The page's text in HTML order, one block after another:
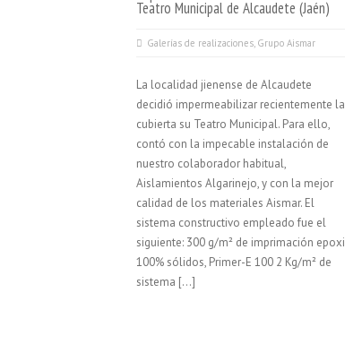
Teatro Municipal de Alcaudete (Jaén)
Galerías de realizaciones, Grupo Aismar
La localidad jienense de Alcaudete
decidió impermeabilizar recientemente la
cubierta su Teatro Municipal. Para ello,
contó con la impecable instalación de
nuestro colaborador habitual,
Aislamientos Algarinejo, y con la mejor
calidad de los materiales Aismar. El
sistema constructivo empleado fue el
siguiente: 300 g/m² de imprimación epoxi
100% sólidos, Primer-E 100 2 Kg/m² de
sistema […]